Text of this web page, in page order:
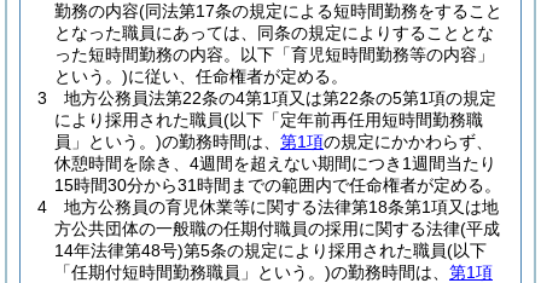
勤務の内容(同法第17条の規定による短時間勤務をすること
となった職員にあっては、同条の規定によりすることとな
った短時間勤務の内容。以下「育児短時間勤務等の内容」
という。)に従い、任命権者が定める。
3
地方公務員法第22条の4第1項又は第22条の5第1項の規定
により採用された職員(以下「定年前再任用短時間勤務職
員」という。)の勤務時間は、 第1項の規定にかかわらず、
休憩時間を除き、4週間を超えない期間につき1週間当たり
15時間30分から31時間までの範囲内で任命権者が定める。
4
地方公務員の育児休業等に関する法律第18条第1項又は地
方公共団体の一般職の任期付職員の採用に関する法律(平成
14年法律第48号)第5条の規定により採用された職員(以下
「任期付短時間勤務職員」という。)の勤務時間は、 第1項